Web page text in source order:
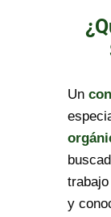
Un
y